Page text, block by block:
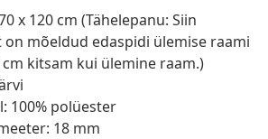
x 120 cm (Tähelepanu: Siin
mõeldud edaspidi ülemise raami
kitsam kui ülemine raam.)
100% polüester
18 mm